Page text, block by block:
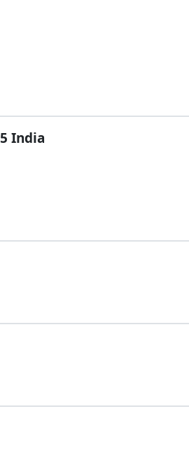
India